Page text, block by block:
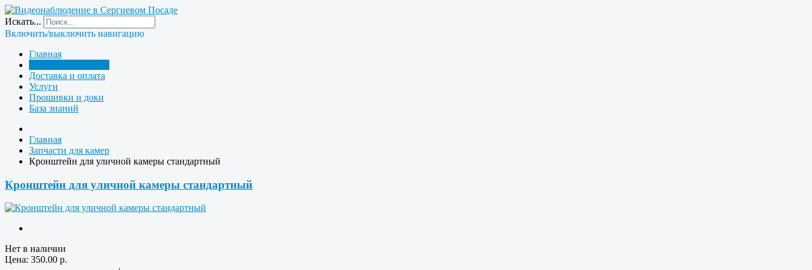
Искать...
Включить/выключить навигацию
Главная
Доставка и оплата
Услуги
Прошивки и доки
База знаний
Главная
Запчасти для камер
Кронштейн для уличной камеры стандартный
Кронштейн для уличной камеры стандартный
Нет в наличии
Цена: 350.00 р.